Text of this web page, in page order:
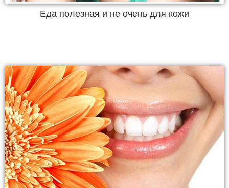
Еда полезная и не очень для кожи